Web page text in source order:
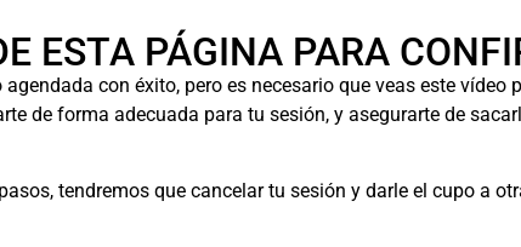
ESTA PÁGINA PARA
con éxito, pero es necesario que veas este vídeo
de forma adecuada para tu sesión, y asegurarte de
tendremos que cancelar tu sesión y darle el cupo a